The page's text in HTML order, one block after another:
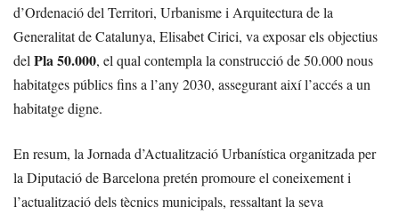
d’Ordenació del Territori, Urbanisme i Arquitectura de la
Generalitat de Catalunya, Elisabet Cirici, va exposar els objectius
del Pla 50.000, el qual contempla la construcció de 50.000 nous
habitatges públics fins a l’any 2030, assegurant així l’accés a un
habitatge digne.
En resum, la Jornada d’Actualització Urbanística organitzada per
la Diputació de Barcelona pretén promoure el coneixement i
l’actualització dels tècnics municipals, ressaltant la seva